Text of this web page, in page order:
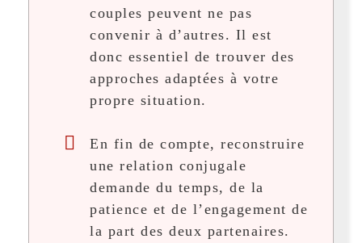
couples peuvent ne pas
convenir à d’autres. Il est
donc essentiel de trouver des
approches adaptées à votre
propre situation.
En fin de compte, reconstruire
une relation conjugale
demande du temps, de la
patience et de l’engagement de
la part des deux partenaires.